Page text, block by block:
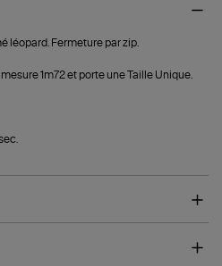
léopard. Fermeture par zip.
1m72 et porte une Taille Unique.